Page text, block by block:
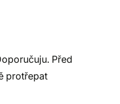
Před
protřepat